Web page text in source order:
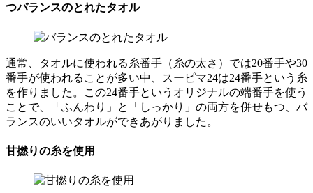
つバランスのとれたタオル
通常、タオルに使われる糸番手（糸の太さ）では20番手や30
番手が使われることが多い中、スーピマ24は24番手という糸
を作りました。この24番手というオリジナルの端番手を使う
ことで、「ふんわり」と「しっかり」の両方を併せもつ、バ
ランスのいいタオルができあがりました。
甘撚りの糸を使用